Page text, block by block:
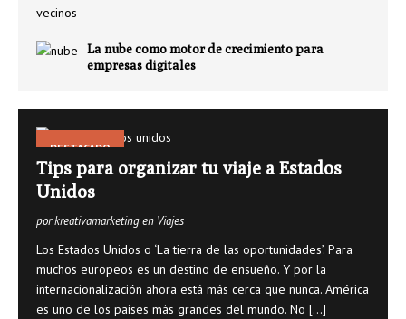
La nube como motor de crecimiento para
empresas digitales
DESTACADO
Tips para organizar tu viaje a Estados
Unidos
por kreativamarketing en Viajes
Los Estados Unidos o ‘La tierra de las oportunidades’. Para
muchos europeos es un destino de ensueño. Y por la
internacionalización ahora está más cerca que nunca. América
es uno de los países más grandes del mundo. No [...]